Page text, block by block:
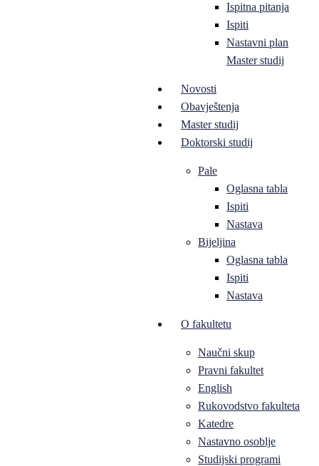
Ispitna pitanja
Ispiti
Nastavni plan
Master studij
Novosti
Obavještenja
Master studij
Doktorski studij
Pale
Oglasna tabla
Ispiti
Nastava
Bijeljina
Oglasna tabla
Ispiti
Nastava
O fakultetu
Naučni skup
Pravni fakultet
English
Rukovodstvo fakulteta
Katedre
Nastavno osoblje
Studijski programi